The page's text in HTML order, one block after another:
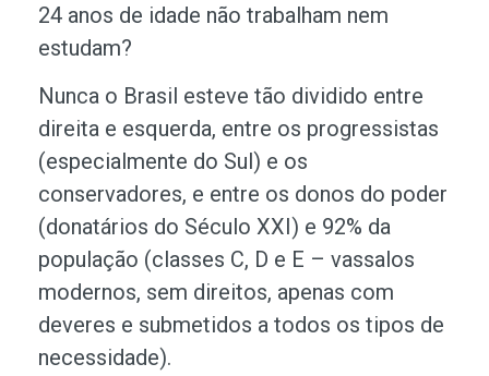
24 anos de idade não trabalham nem
estudam?
Nunca o Brasil esteve tão dividido entre
direita e esquerda, entre os progressistas
(especialmente do Sul) e os
conservadores, e entre os donos do poder
(donatários do Século XXI) e 92% da
população (classes C, D e E – vassalos
modernos, sem direitos, apenas com
deveres e submetidos a todos os tipos de
necessidade).